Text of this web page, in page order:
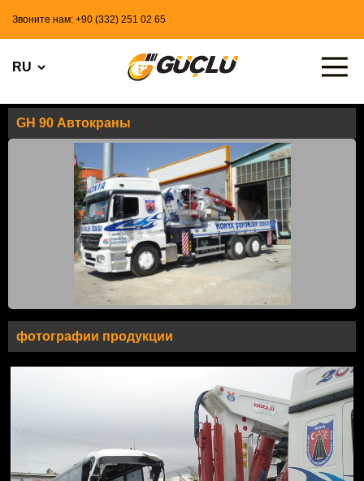
Звоните нам: +90 (332) 251 02 65
GH 90 Автокраны
фотографии продукции